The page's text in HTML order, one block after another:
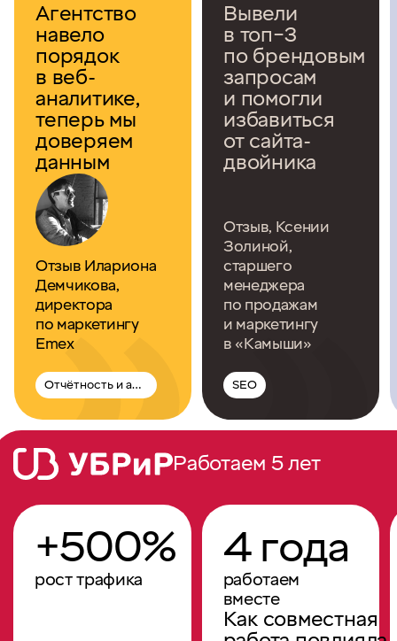
Агентство
навело
порядок
в веб-
аналитике,
теперь мы
доверяем
данным
Отзыв Илариона
Демчикова,
директора
по маркетингу
Emex
Отчётность и аналитика
Вывели
в топ–3
по брендовым
запросам
и помогли
избавиться
от сайта-
двойника
Отзыв, Ксении
Золиной,
старшего
менеджера
по продажам
и маркетингу
в «Камыши»
SEO
Работаем 5 лет
+500%
рост трафика
4 года
работаем
вместе
Как совместная